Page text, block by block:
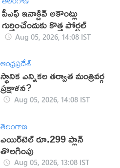
పీఎఫ్ ఇనాక్టివ్ అకౌంట్లు
గుర్తించేందుకు కొత్త పోర్టల్
Aug 05, 2026, 14:08 IST
ఆంధ్రప్రదేశ్
స్థానిక ఎన్నికల తర్వాత మంత్రివర్గ
ప్రక్షాళన?
Aug 05, 2026, 14:08 IST
తెలంగాణ
ఎయిర్‌టెల్ రూ.299 ప్లాన్
తొలగింపు
Aug 05, 2026, 13:08 IST